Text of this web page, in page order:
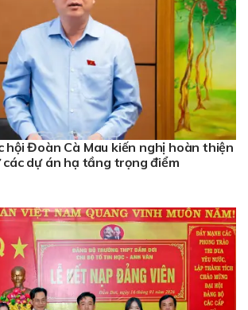
hội Đoàn Cà Mau kiến nghị hoàn thiện
các dự án hạ tầng trọng điểm